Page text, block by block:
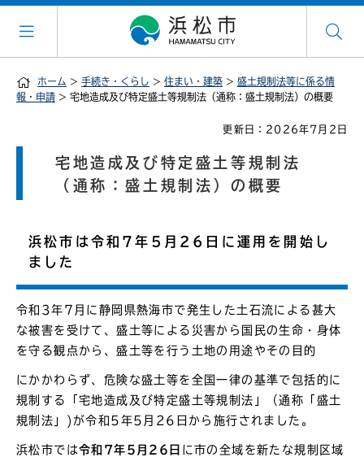
ホーム > 手続き・くらし > 住まい・建築 > 盛土規制法等に係る情
報・申請 > 宅地造成及び特定盛土等規制法（通称：盛土規制法）の概要
更新日：2026年7月2日
宅地造成及び特定盛土等規制法
（通称：盛土規制法）の概要
浜松市は令和7年5月26日に運用を開始し
ました
令和3年7月に静岡県熱海市で発生した土石流による甚大
な被害を受けて、盛土等による災害から国民の生命・身体
を守る観点から、盛土等を行う土地の用途やその目的
にかかわらず、危険な盛土等を全国一律の基準で包括的に
規制する「宅地造成及び特定盛土等規制法」（通称「盛土
規制法」)が令和5年5月26日から施行されました。
浜松市では令和7年5月26日 に市の全域を新たな規制区域